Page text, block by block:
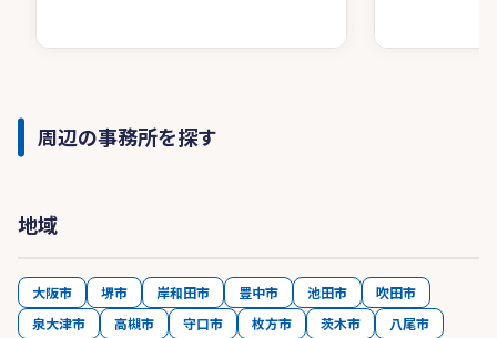
周辺の事務所を探す
地域
大阪市 堺市 岸和田市 豊中市 池田市
吹田市
泉大津市
高槻市 守口市 枚方市 茨木市
八尾市